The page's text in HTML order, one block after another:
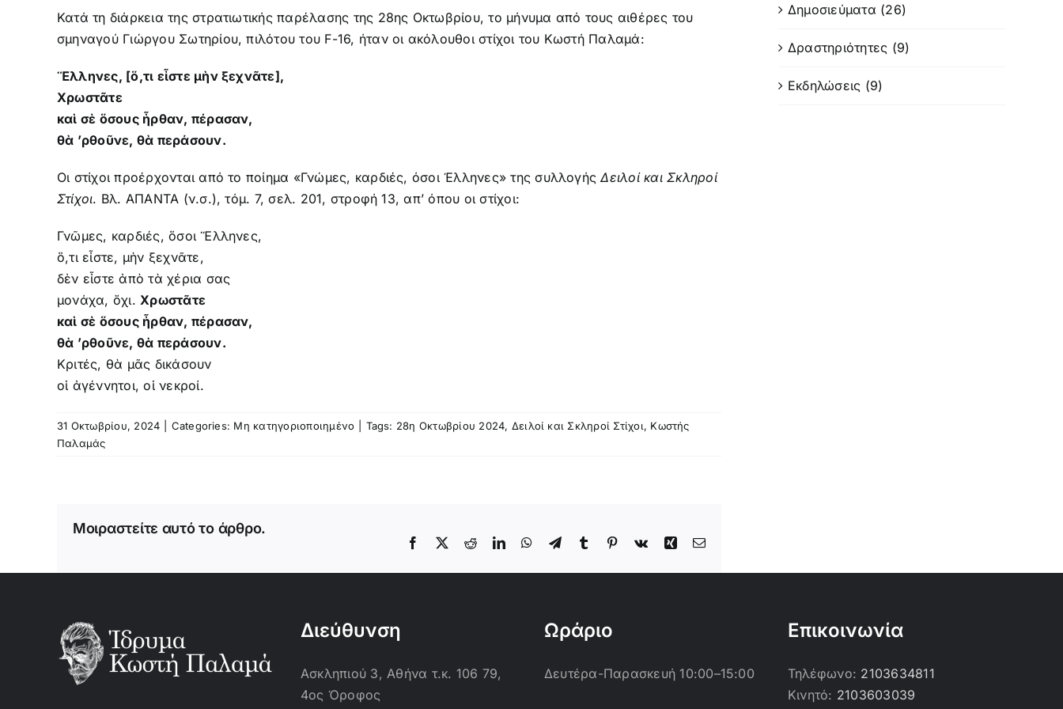
Κατά τη διάρκεια της στρατιωτικής παρέλασης της 28ης Οκτωβρίου, το μήνυμα από τους αιθέρες του
σμηναγού Γιώργου Σωτηρίου, πιλότου του F-16, ήταν οι ακόλουθοι στίχοι του Κωστή Παλαμά:
Ἕλληνες, [ὅ,τι εἶστε μὴν ξεχνᾶτε],
Χρωστᾶτε
καὶ σὲ ὅσους ἦρθαν, πέρασαν,
θὰ ’ρθοῦνε, θὰ περάσουν.
Οι στίχοι προέρχονται από το ποίημα «Γνώμες, καρδιές, όσοι Έλληνες» της συλλογήςΔειλοί και Σκληροί
Στίχοι. Βλ. ΑΠΑΝΤΑ (ν.σ.), τόμ. 7, σελ. 201, στροφή 13, απ’ όπου οι στίχοι:
Γνῶμες, καρδιές, ὅσοι Ἕλληνες,
ὅ,τι εἶστε, μὴν ξεχνᾶτε,
δὲν εἶστε ἀπὸ τὰ χέρια σας
μονάχα, ὄχι. Χρωστᾶτε
καὶ σὲ ὅσους ἦρθαν, πέρασαν,
θὰ ’ρθοῦνε, θὰ περάσουν.
Κριτές, θὰ μᾶς δικάσουν
οἱ ἀγέννητοι, οἱ νεκροί.
31 Οκτωβρίου, 2024 Categories: Μη κατηγοριοποιημένο Tags: 28η Οκτωβρίου 2024, Δειλοί και Σκληροί Στίχοι, Κωστής
Παλαμάς
Μοιραστείτε αυτό το άρθρο.
Facebook
X RedditLinkedInWhatsApp
TelegramTumblr Pinterest
Vk Xing Email
Δημοσιεύματα (26)
Δραστηριότητες (9)
Εκδηλώσεις (9)
Διεύθυνση
Ασκληπιού 3, Αθήνα τ.κ. 106 79,
4ος Όροφος
Ωράριο
Δευτέρα-Παρασκευή 10:00–15:00
Επικοινωνία
Τηλέφωνο: 2103634811
Κινητό: 2103603039